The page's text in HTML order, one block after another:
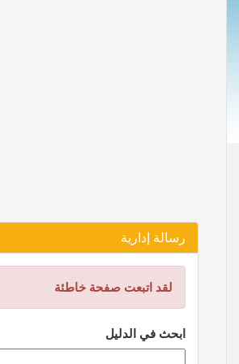
رسالة إدارية
لقد اتبعت صفحة خاطئة
ابحث في الدليل